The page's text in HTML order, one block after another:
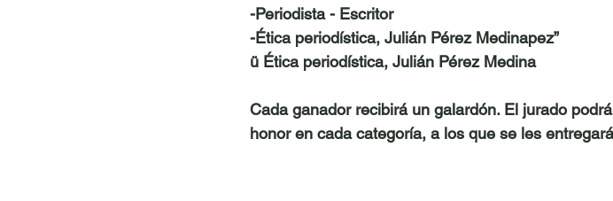
-Periodista - Escritor
-Ética periodística, Julián Pérez Medinapez”
ü Ética periodística, Julián Pérez Medina
Cada ganador recibirá un galardón. El jurado
honor en cada categoría, a los que se les